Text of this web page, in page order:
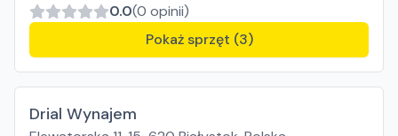
0.0(0 opinii)
Pokaż sprzęt (3)
Drial Wynajem